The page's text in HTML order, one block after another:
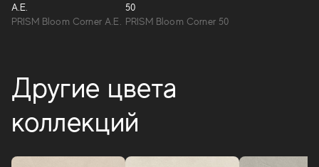
A.E.
PRISM Bloom Corner A.E.
50
PRISM Bloom Corner 50
Другие цвета
коллекций